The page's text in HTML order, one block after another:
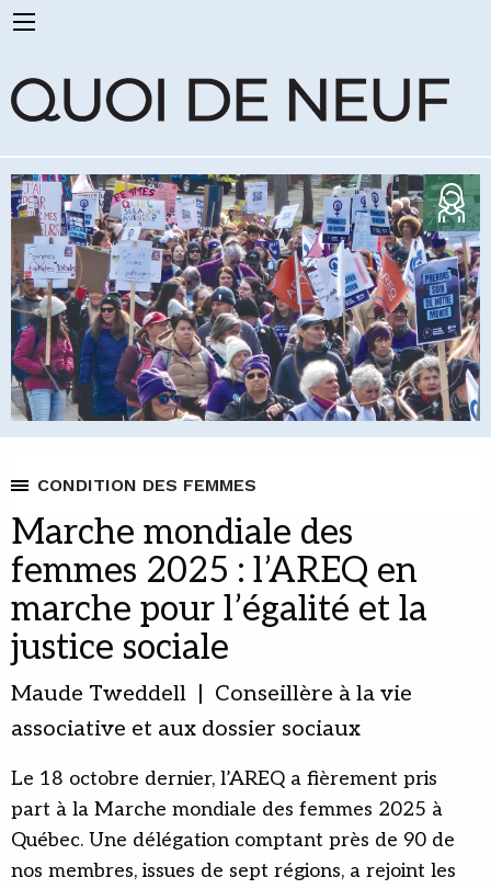
CONDITION DES FEMMES
Marche mondiale des
femmes 2025 : l’AREQ en
marche pour l’égalité et la
justice sociale
Maude Tweddell | Conseillère à la vie
associative et aux dossier sociaux
Le 18 octobre dernier, l’AREQ a fièrement pris
part à la Marche mondiale des femmes 2025 à
Québec. Une délégation comptant près de 90 de
nos membres, issues de sept régions, a rejoint les